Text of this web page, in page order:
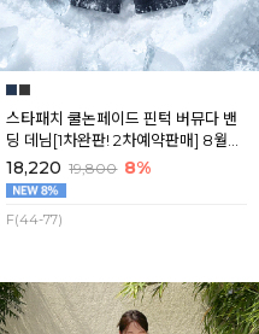
스타패치 쿨논페이드 핀턱 버뮤다 밴
딩 데님[1차완판! 2차예약판매] 8월셋
째주 순차배송
18,220 19,800 8%
F(44-77)